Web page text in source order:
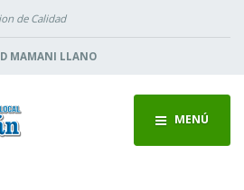
de Calidad
MAMANI LLANO
MENÚ